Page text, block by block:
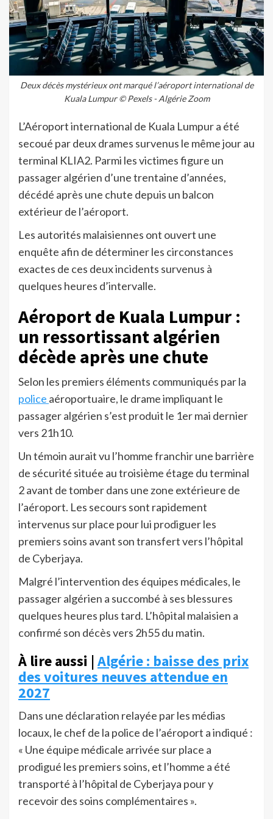
Deux décès mystérieux ont marqué l’aéroport international de
Kuala Lumpur © Pexels - Algérie Zoom
L’Aéroport international de Kuala Lumpur a été
secoué par deux drames survenus le même jour au
terminal KLIA2. Parmi les victimes figure un
passager algérien d’une trentaine d’années,
décédé après une chute depuis un balcon
extérieur de l’aéroport.
Les autorités malaisiennes ont ouvert une
enquête afin de déterminer les circonstances
exactes de ces deux incidents survenus à
quelques heures d’intervalle.
Aéroport de Kuala Lumpur :
un ressortissant algérien
décède après une chute
Selon les premiers éléments communiqués par la
police aéroportuaire, le drame impliquant le
passager algérien s’est produit le 1er mai dernier
vers 21h10.
Un témoin aurait vu l’homme franchir une barrière
de sécurité située au troisième étage du terminal
2 avant de tomber dans une zone extérieure de
l’aéroport. Les secours sont rapidement
intervenus sur place pour lui prodiguer les
premiers soins avant son transfert vers l’hôpital
de Cyberjaya.
Malgré l’intervention des équipes médicales, le
passager algérien a succombé à ses blessures
quelques heures plus tard. L’hôpital malaisien a
confirmé son décès vers 2h55 du matin.
À lire aussi |Algérie : baisse des prix
des voitures neuves attendue en
2027
Dans une déclaration relayée par les médias
locaux, le chef de la police de l’aéroport a indiqué :
« Une équipe médicale arrivée sur place a
prodigué les premiers soins, et l’homme a été
transporté à l’hôpital de Cyberjaya pour y
recevoir des soins complémentaires ».